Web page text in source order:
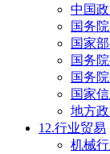
中国
国务
国家
国务
国务
国家
地方
12.行业贸易
机械